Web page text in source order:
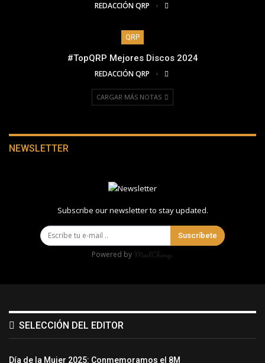
REDACCIÓN QRP
QRP
#TopQRP Mejores Discos 2024
REDACCIÓN QRP
CARGAR MÁS NOTAS
NEWSLETTER
Subscribe our newsletter to stay updated.
Suscríbete
Powered by
SELECCIÓN DEL EDITOR
Día de la Mujer 2025: Conmemoramos el 8M